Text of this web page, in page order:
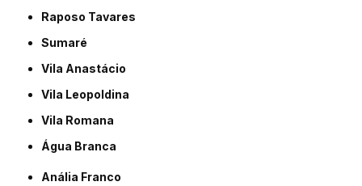
Raposo Tavares
Sumaré
Vila Anastácio
Vila Leopoldina
Vila Romana
Água Branca
Anália Franco